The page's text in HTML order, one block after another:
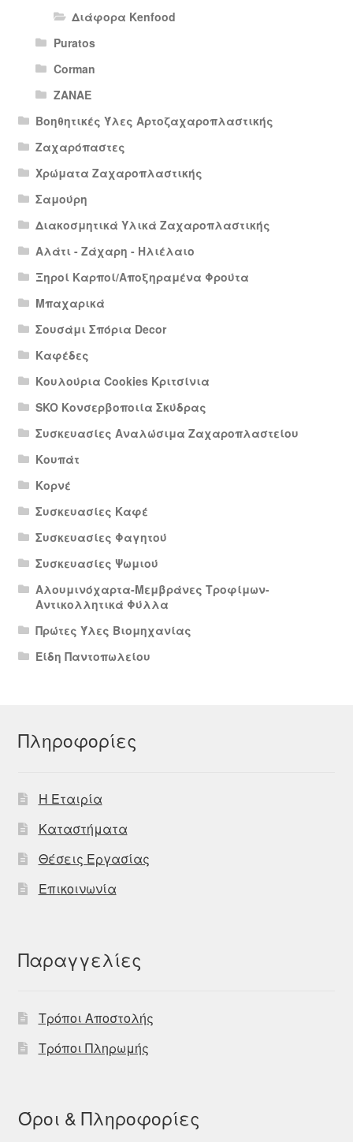
Διάφορα Kenfood
Puratos
Corman
ΖΑΝΑΕ
Βοηθητικές Ύλες Αρτοζαχαροπλαστικής
Ζαχαρόπαστες
Χρώματα Ζαχαροπλαστικής
Σαμούρη
Διακοσμητικά Υλικά Ζαχαροπλαστικής
Αλάτι - Ζάχαρη - Ηλιέλαιο
Ξηροί Καρποί/Αποξηραμένα Φρούτα
Μπαχαρικά
Σουσάμι Σπόρια Decor
Καφέδες
Κουλούρια Cookies Κριτσίνια
SKO Κονσερβοποιία Σκύδρας
Συσκευασίες Αναλώσιμα Ζαχαροπλαστείου
Κουπάτ
Κορνέ
Συσκευασίες Καφέ
Συσκευασίες Φαγητού
Συσκευασίες Ψωμιού
Αλουμινόχαρτα-Μεμβράνες Τροφίμων-
Αντικολλητικά Φύλλα
Πρώτες Ύλες Βιομηχανίας
Είδη Παντοπωλείου
Πληροφορίες
Η Εταιρία
Καταστήματα
Θέσεις Εργασίας
Επικοινωνία
Παραγγελίες
Τρόποι Αποστολής
Τρόποι Πληρωμής
Όροι & Πληροφορίες